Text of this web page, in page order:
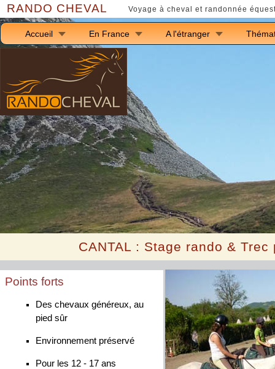
RANDO CHEVAL Voyage à cheval et randonnée
Accueil En France A l'étranger
CANTAL : Stage rando & Trec
Points forts
Des chevaux généreux, au
pied sûr
Environnement préservé
Pour les 12 - 17 ans